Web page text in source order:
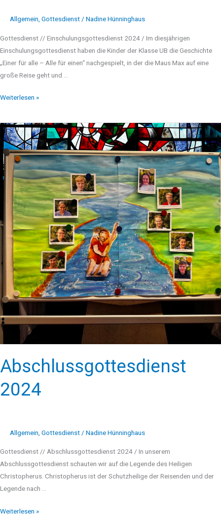
Allgemein, Gottesdienst/ Nadine Hünninghaus
Gottesdienst // Einschulungsgottesdienst 2024 / Im diesjährigen
Einschulungsgottesdienst haben die Kinder der Klasse UB die Geschichte
„Einer für alle – Alle für einen“ nachgespielt, in der die Maus Max auf eine
große Reise geht und …
Weiterlesen »
Abschlussgottesdienst
2024
Allgemein Gottesdienst / Nadine Hünninghaus
Gottesdienst // Abschlussgottesdienst 2024 / In unserem
Abschlussgottesdienst schauten wir auf die Legende des Heiligen
Christopherus. Christopherus ist der Schutzheilige der Reisenden und der
Legende nach …
Abschlussgottesdienst
2024
Weiterlesen »